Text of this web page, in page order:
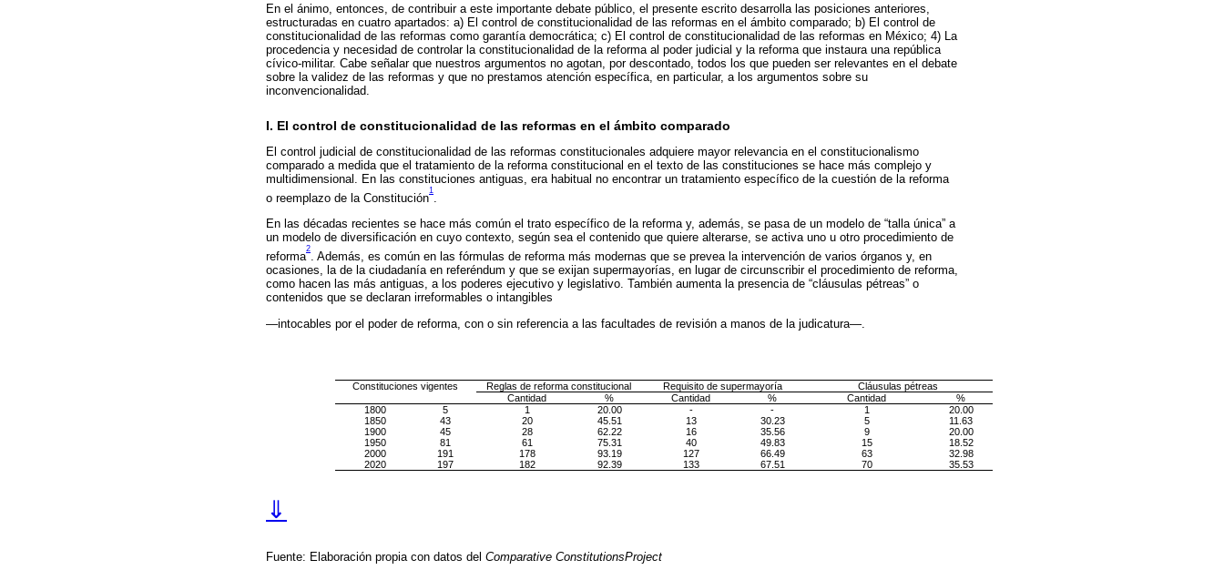
En el ánimo, entonces, de contribuir a este importante debate público, el presente escrito desarrolla las posiciones anteriores,
estructuradas en cuatro apartados: a) El control de constitucionalidad de las reformas en el ámbito comparado; b) El control de
constitucionalidad de las reformas como garantía democrática; c) El control de constitucionalidad de las reformas en México; 4) La
procedencia y necesidad de controlar la constitucionalidad de la reforma al poder judicial y la reforma que instaura una república
cívico-militar. Cabe señalar que nuestros argumentos no agotan, por descontado, todos los que pueden ser relevantes en el debate
sobre la validez de las reformas y que no prestamos atención específica, en particular, a los argumentos sobre su
inconvencionalidad.
I. El control de constitucionalidad de las reformas en el ámbito comparado
El control judicial de constitucionalidad de las reformas constitucionales adquiere mayor relevancia en el constitucionalismo
comparado a medida que el tratamiento de la reforma constitucional en el texto de las constituciones se hace más complejo y
multidimensional. En las constituciones antiguas, era habitual no encontrar un tratamiento específico de la cuestión de la reforma
o reemplazo de la Constitución
1
.
En las décadas recientes se hace más común el trato específico de la reforma y, además, se pasa de un modelo de “talla única” a
un modelo de diversificación en cuyo contexto, según sea el contenido que quiere alterarse, se activa uno u otro procedimiento de
reforma
2
. Además, es común en las fórmulas de reforma más modernas que se prevea la intervención de varios órganos y, en
ocasiones, la de la ciudadanía en referéndum y que se exijan supermayorías, en lugar de circunscribir el procedimiento de reforma,
como hacen las más antiguas, a los poderes ejecutivo y legislativo. También aumenta la presencia de “cláusulas pétreas” o
contenidos que se declaran irreformables o intangibles
—intocables por el poder de reforma, con o sin referencia a las facultades de revisión a manos de la judicatura—.
Constituciones vigentes Reglas de reforma constitucional Requisito de supermayoría
Cláusulas pétreas
Cantidad
% Cantidad % Cantidad
%
1800
5 1 20.00 - - 1
20.00
1850
43 20 45.51 13 30.23 5
11.63
1900
45 28 62.22 16 35.56 9
20.00
1950
81 61 75.31 40 49.83 15
18.52
2000
191 178 93.19 127 66.49 63
32.98
2020
197 182 92.39 133 67.51 70 35.53
⇓
Fuente: Elaboración propia con datos del Comparative ConstitutionsProject